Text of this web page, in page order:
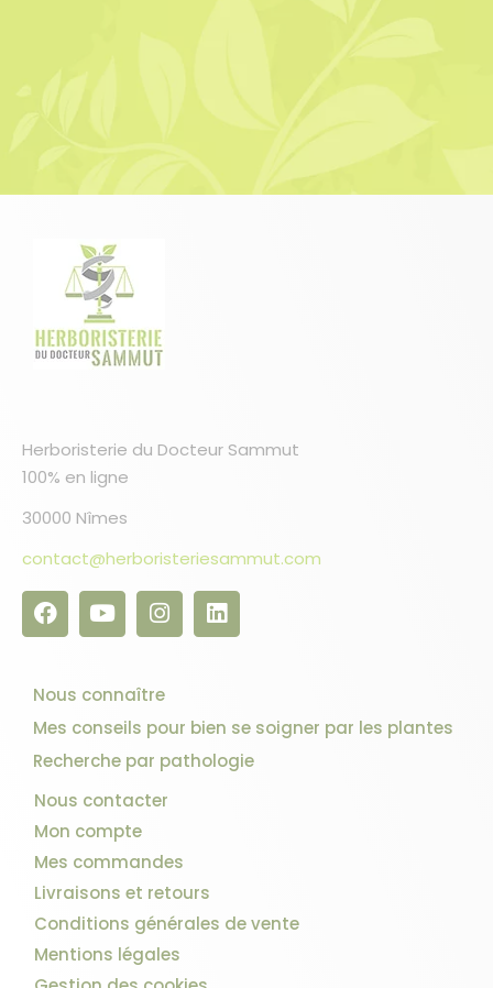
Herboristerie du Docteur Sammut
100% en ligne
30000 Nîmes
contact@herboristeriesammut.com
Nous connaître
Mes conseils pour bien se soigner par les plantes
Recherche par pathologie
Nous contacter
Mon compte
Mes commandes
Livraisons et retours
Conditions générales de vente
Mentions légales